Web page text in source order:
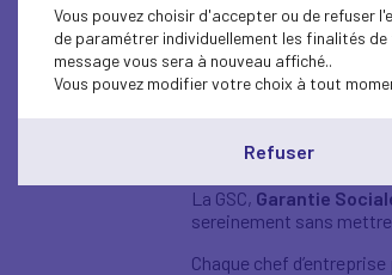
Le MEDEF
d’Entreprise".
S’assurer, c’est se
La GSC, Garantie
sereinement sans
Chaque chef
Vous pouvez choisir d'accepter ou de refuser
de paramétrer individuellement les finalités
message vous sera à nouveau affiché..
Vous pouvez modifier votre choix à tout
Refuser